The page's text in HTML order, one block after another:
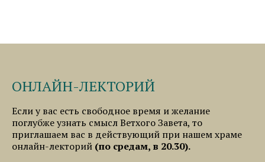
ОНЛАЙН-ЛЕКТОРИЙ
Если у вас есть свободное время и желание
поглубже узнать смысл Ветхого Завета, то
приглашаем вас в действующий при нашем храме
онлайн-лекторий (по средам, в 20.30).